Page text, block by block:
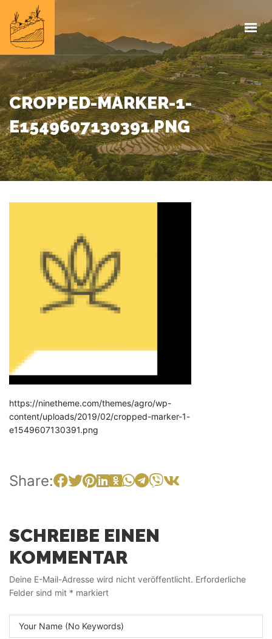
HOME
INFOS
PROJEKTE
IMPRESSUM
CROPPED-MARKER-1-
E1549607130391.PNG
https://ninetheme.com/themes/agro/wp-
content/uploads/2019/02/cropped-marker-1-
e1549607130391.png
Share:
SCHREIBE EINEN
KOMMENTAR
Deine E-Mail-Adresse wird nicht veröffentlicht. Erforderliche
Felder sind mit * markiert